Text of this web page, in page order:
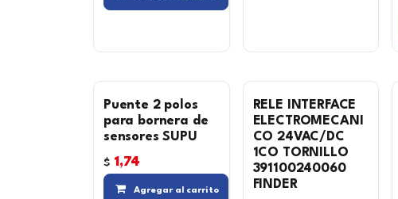
Puente 2 polos
para bornera de
sensores SUPU
$ 1,74
Agregar al carrito Compara
RELE INTERFACE
ELECTROMECANI
CO 24VAC/DC
1CO TORNILLO
391100240060
FINDER